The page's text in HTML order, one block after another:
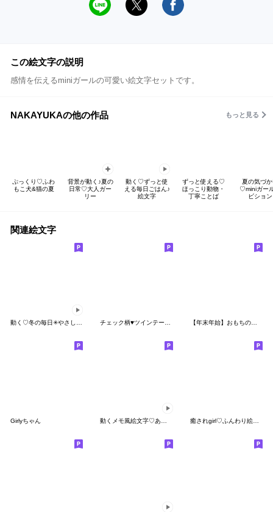
この絵文字の説明
感情を伝えるminiガールの可愛い絵文字セットです。
NAKAYUKAの他の作品 もっと見る
ぷっくり♡ふわ
もこ犬&猫の夏
背景が動く♪夏の
日常♡大人ガー
リー
動く♡ずっと使
える毎日ごはん♪
絵文字
ずっと使える♡
ほっこり動物・
丁寧ことば
夏の気づ
♡miniガー
ビション
関連絵文字
【年末年始】おもちのえもじ&ミニスタンプ
Girlyちゃん 動くメモ風絵文字♡あいさつ 癒されgirl♡ふんわり絵文字